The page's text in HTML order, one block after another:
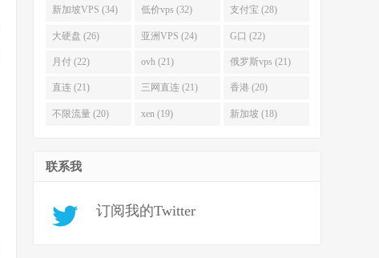
新加坡VPS (34) 低价vps (32) 支付宝 (28)
大硬盘 (26) 亚洲VPS (24) G口 (22)
月付 (22) ovh (21) 俄罗斯vps (21)
直连 (21) 三网直连 (21) 香港 (20)
不限流量 (20) xen (19) 新加坡 (18)
联系我
订阅我的Twitter